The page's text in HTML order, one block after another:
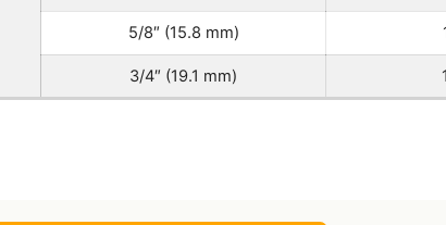
5/8″ (15.8 mm)
3/4″ (19.1 mm)